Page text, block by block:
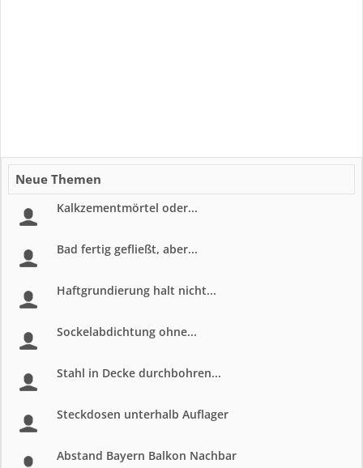
Neue Themen
Kalkzementmörtel oder...
Bad fertig gefließt, aber...
Haftgrundierung halt nicht...
Sockelabdichtung ohne...
Stahl in Decke durchbohren...
Steckdosen unterhalb Auflager
Abstand Bayern Balkon Nachbar